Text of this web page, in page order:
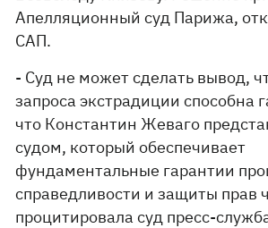
Апелляционный суд Парижа,
САП.
- Суд не может сделать вывод,
запроса экстрадиции способна
что Константин Жеваго
судом, который обеспечивает
фундаментальные гарантии
справедливости и защиты прав
процитировала суд пресс-